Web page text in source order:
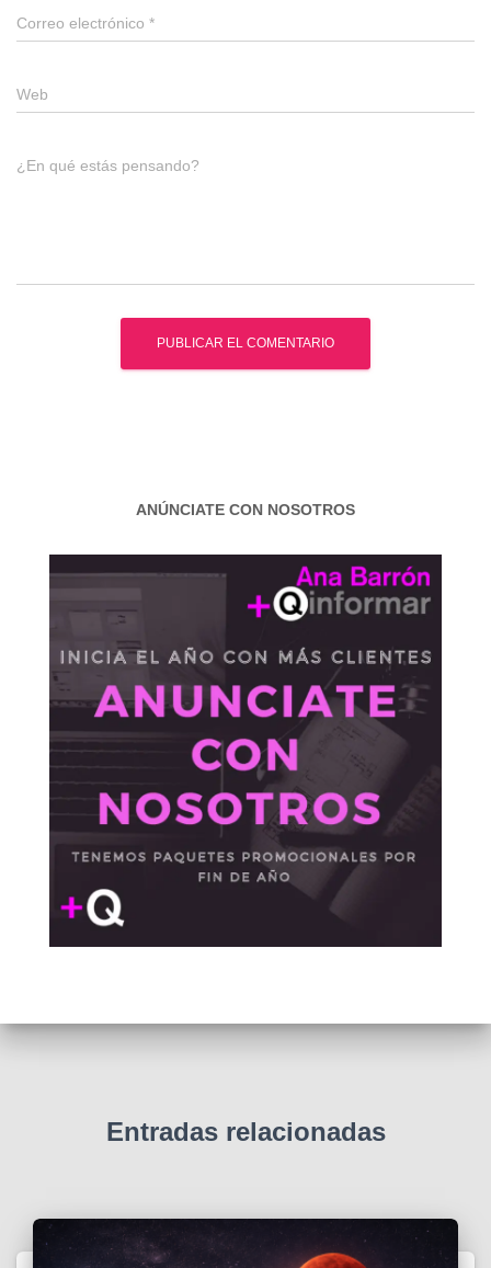
Correo electrónico *
Web
¿En qué estás pensando?
ANÚNCIATE CON NOSOTROS
Entradas relacionadas